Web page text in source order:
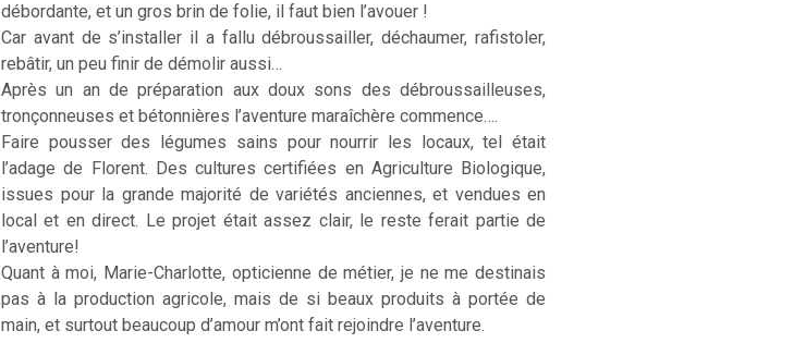
débordante, et un gros brin de folie, il faut bien l’avouer !
Car avant de s’installer il a fallu débroussailler, déchaumer, rafistoler,
rebâtir, un peu finir de démolir aussi…
Après un an de préparation aux doux sons des débroussailleuses,
tronçonneuses et bétonnières l’aventure maraîchère commence….
Faire pousser des légumes sains pour nourrir les locaux, tel était
l’adage de Florent. Des cultures certifiées en Agriculture Biologique,
issues pour la grande majorité de variétés anciennes, et vendues en
local et en direct. Le projet était assez clair, le reste ferait partie de
l’aventure!
Quant à moi, Marie-Charlotte, opticienne de métier, je ne me destinais
pas à la production agricole, mais de si beaux produits à portée de
main, et surtout beaucoup d’amour m’ont fait rejoindre l’aventure.